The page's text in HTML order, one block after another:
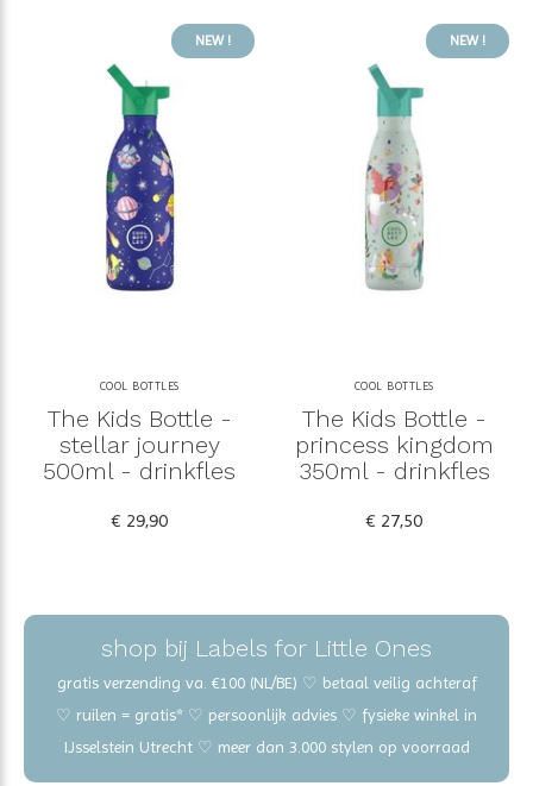
NEW !
COOL BOTTLES
The Kids Bottle -
stellar journey
500ml - drinkfles
€ 29,90
NEW !
COOL BOTTLES
The Kids Bottle -
princess kingdom
350ml - drinkfles
€ 27,50
shop bij Labels for Little Ones
gratis verzending va. €100 (NL/BE) ♡ betaal veilig achteraf
♡ ruilen = gratis* ♡ persoonlijk advies ♡ fysieke winkel in
IJsselstein Utrecht ♡ meer dan 3.000 stylen op voorraad